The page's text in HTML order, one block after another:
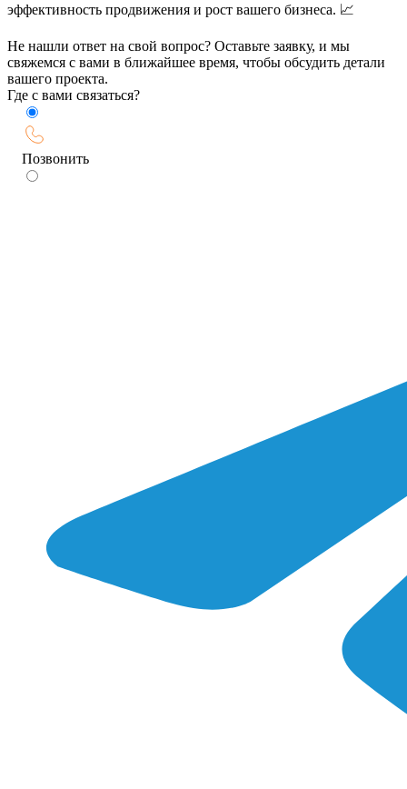
эффективность продвижения и рост вашего бизнеса. 📈
Не нашли ответ на свой вопрос? Оставьте заявку, и мы
свяжемся с вами в ближайшее время, чтобы обсудить детали
вашего проекта.
Где с вами связаться?
Позвонить